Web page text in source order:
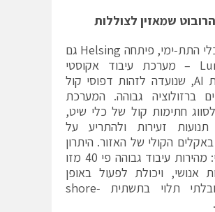
הרובוט שמאזין לצוללות
לצד הכלי התת‐ימי, פיתחה Helsing גם
את Lura – מערכת עיבוד אקוסטי
מבוססת AI, שנועדה לזהות דפוסי קול
ברזולוציה גבוהה. המערכת
חתימות קול של כלי שיט,
תנועות זעירות ולהתריע על
באקלים הקולי של האזור. היתרון
המרכזי: מהירות עיבוד גבוהה פי 40 מזו
אנושי, ויכולת לפעול באופן
שקט ובלתי תלוי בתשתית shore‐